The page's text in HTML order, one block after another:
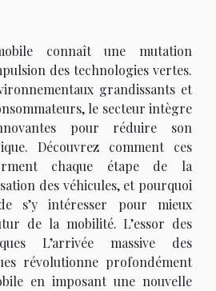
connaît une mutation
des technologies vertes.
grandissants et
le secteur intègre
pour réduire son
Découvrez comment ces
chaque étape de la
des véhicules, et pourquoi
s’y intéresser pour mieux
de la mobilité. L’essor des
L’arrivée massive des
révolutionne profondément
en imposant une nouvelle